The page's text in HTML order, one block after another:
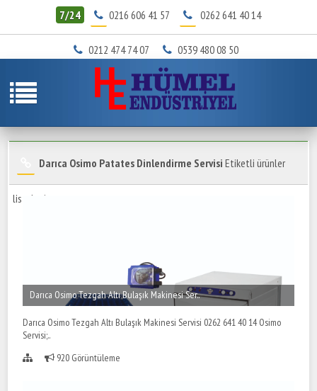
7/24 0216 606 41 57 0262 641 40 14
0212 474 74 07 0539 480 08 50
Darıca Osimo Patates Dinlendirme Servisi Etiketli ürünler
listeleniyor.
Darıca Osimo Tezgah Altı Bulaşık Makinesi Ser..
Darıca Osimo Tezgah Altı Bulaşık Makinesi Servisi 0262 641 40 14 Osimo
Servisi;..
920 Görüntüleme